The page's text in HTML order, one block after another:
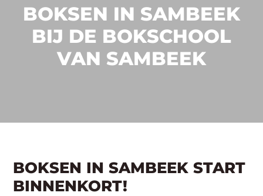
BOKSEN IN SAMBEEK
BIJ DE BOKSCHOOL
VAN SAMBEEK
BOKSEN IN SAMBEEK START
BINNENKORT!